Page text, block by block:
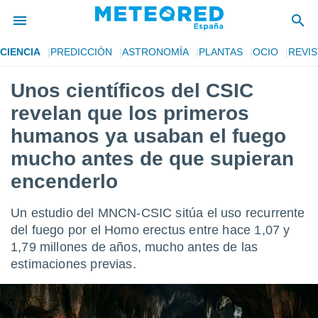
de
por
para
la
que se
calidad.
a este
y
forma
digital
basada
CIENCIA PREDICCIÓN ASTRONOMÍA PLANTAS OCIO
Unos científicos del CSIC
revelan que los primeros
humanos ya usaban el fuego
mucho antes de que supieran
encenderlo
Un estudio del MNCN-CSIC sitúa el uso recurrente
del fuego por el Homo erectus entre hace 1,07 y
1,79 millones de años, mucho antes de las
estimaciones previas.